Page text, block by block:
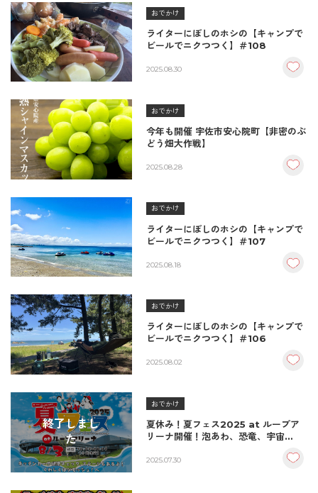
おでかけ
ライターにぼしのホシの【キャンプで
ビールでニクつつく】＃108
2025.08.30
おでかけ
今年も開催 宇佐市安心院町【非密のぶ
どう畑大作戦】
2025.08.28
おでかけ
ライターにぼしのホシの【キャンプで
ビールでニクつつく】＃107
2025.08.18
おでかけ
ライターにぼしのホシの【キャンプで
ビールでニクつつく】＃106
2025.08.02
終了しまし
た
おでかけ
夏休み！夏フェス2025 at ループア
リーナ開催！泡あわ、恐竜、宇宙
上毛町
2025.07.30